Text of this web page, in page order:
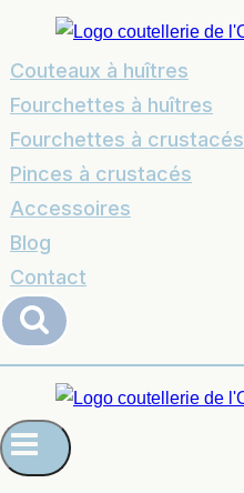
Couteaux à huîtres
Fourchettes à huîtres
Fourchettes à crustacés
Pinces à crustacés
Accessoires
Blog
Contact